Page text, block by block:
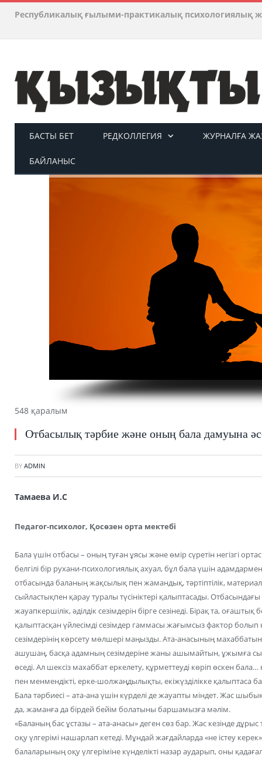
Республикалық ғылыми-практикалық психологиялық
БАСТЫ БЕТ РЕДКОЛЛЕГИЯ ЖУРНАЛҒА
БАЙЛАНЫС
548 қаралым
Отбасылық тәрбие және оның бала дамуына
BY ADMIN
Тамаева И.С
Педагог-психолог, Қосөзен орта мектебі
Бала үшін отбасы – оның туған ұясы және өмір сүретін негізгі
белгілі бір рухани-психологиялық ахуал, бұл бала үшін
отбасында баланың жақсылық пен жамандық, тәртіптілік,
сыйластықпен қарау туралы түсініктері қалыптасады.
жауапкершілік, әділдік сезімдерін бірге сезінеді. Бірақ та, оғаштық
қалыптасқан үйлесімді сезімдер гаммасы жағымсыз фактор
сезімдерінің көрсету мөлшері маңызды. Ата-анасының махаббатын
ашушаң, басқа адамның сезімдеріне жаны ашымайтын, ұжымға
өседі. Ал шексіз махаббат еркелету, құрметтеуді көріп өскен
пен менмендікті, ерке-шолжаңдылықты, екіжүзділікке қалыптаса
Бала тәрбиесі – ата-ана үшін күрделі де жауапты міндет. Жас
да, жаманға да бірдей бейім болатыны баршамызға мәлім.
«Баланың бас ұстазы – ата-анасы» деген сөз бар. Жас кезінде
оқу үлгерімі нашарлап кетеді. Мұндай жағдайларда «не істеу
балаларының оқу үлгеріміне күнделікті назар аударып, оны